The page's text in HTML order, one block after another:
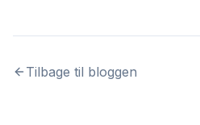
Tilbage til bloggen